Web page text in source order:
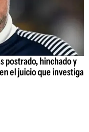
postrado, hinchado y
el juicio que investiga